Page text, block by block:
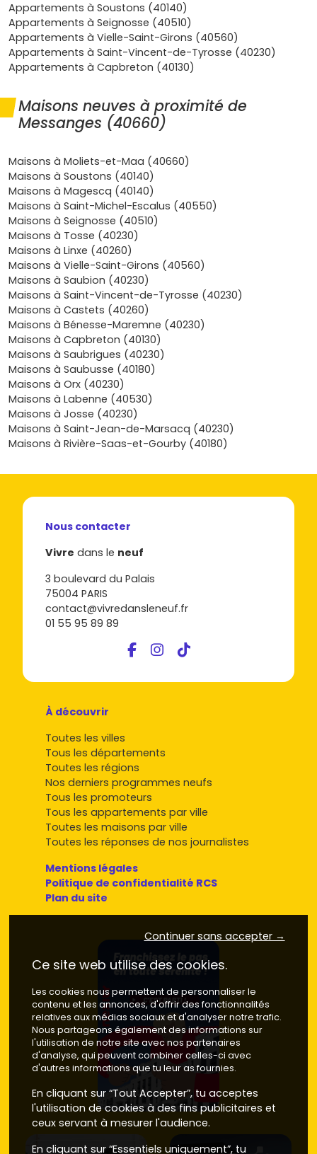
Accèspratique : A63 à proximité, gares de
Bayonnepour le TGV, aéroport de
d'1h.
Frais de notaire réduits dans le neuf (en moyenne
à 3 % ), zéro gros travaux à prévoir et garanties
Les types de maisons neuves que tu
peux trouver à Messanges
Plusieurs typologies de biens immobiliers neufs s'offrent à
toi :
Maisons mitoyennes en lotissement
un premier achat. Tu profites d'un extérieur, d'un
stationnement et d'une bonne isolation, avec un
budget contenu. Souvent proches du
et des commerces.
Maisons individuelles avec jardin
à l'année, à la lisière de la
ou sur les axes
menant auxplages Nord et Sud
. Pièces lumineuses,
grandes baies, terrasses bois et douches de retour
de plage.
Villas premium
(bois, architecte) : prestations haut
de gamme, matériaux nobles, beaux volumes,
parfois piscineet vues dégagées sur la pinède.
Idéales si tu vises un mix résidence principale +
location saisonnière qualitative.
Maisons à ossature bois
(signature locale) : très
demandées pour leur confort d'été/hiver et leur
empreinte environnementale réduite, parfaitement
Où acheter ta maison neuve à
Messanges : secteurs et fourchettes de
Voici les principaux secteurs où investir et leurs prix
Centre-bourg de Messanges
services) : pratique à l'année, ambiance village,
accès rapide aux pistes cyclables.
5 200 à 6 500 €/m²
Plages Nord et Sud (proximité océan, surf, dunes) :
saisonnière, tranquillité maximale.
Proche étang de la Prade et lisière de forêt
nature, balades, VTT) : parfait si tu veux l'esprit
"Landes" au quotidien.
Prix moyen neuf :5 700 à 7 500 €/m²
Limite Moliets-et-Maa / Vieux-Boucau
animations et à Port d'Albret) : excellent compromis
budget/commodités.
Prix moyen neuf:5 400 à 7 200 €/m²
Ces fourchettes reflètent les tendances observées sur le
littoral landais en
2024–2025
la parcelle, les prestations (garage, piscine, pompe à
chaleur, domotique) et le calendrier des
constructeurs .
Neuf ou ancien à Messanges : quel est le
meilleur choix pour toi ?
trancher :
Prix d'achat
Maison neuve à Messanges: en moyenne
à 8 500 €/m² selon l'emplacement (plage, forêt,
bourg) et le standing.Frais de notaire
. Pas de travaux lourds, garanties (parfait
achèvement, biennale,décennale).
Maison ancienne à Messanges: en général
500 à 6 800 €/m²selon l'état, la distance à
l'océan et le terrain.
à 8 %. Prévoir souvent budget rénovation
Appartements à Soustons (40140)
Appartements à Seignosse (40510)
Appartements à Vielle-Saint-Girons (40560)
Appartements à Saint-Vincent-de-Tyrosse (40230)
Appartements à Capbreton (40130)
Maisons neuves à proximité de
Messanges (40660)
Maisons à Moliets-et-Maa (40660)
Maisons à Soustons (40140)
Maisons à Magescq (40140)
Maisons à Saint-Michel-Escalus (40550)
Maisons à Seignosse (40510)
Maisons à Tosse (40230)
Maisons à Linxe (40260)
Maisons à Vielle-Saint-Girons (40560)
Maisons à Saubion (40230)
Maisons à Saint-Vincent-de-Tyrosse (40230)
Maisons à Castets (40260)
Maisons à Bénesse-Maremne (40230)
Maisons à Capbreton (40130)
Maisons à Saubrigues (40230)
Maisons à Saubusse (40180)
Maisons à Orx (40230)
Maisons à Labenne (40530)
Maisons à Josse (40230)
Maisons à Saint-Jean-de-Marsacq (40230)
Maisons à Rivière-Saas-et-Gourby (40180)
Nous contacter
Vivre dans le neuf
3 boulevard du Palais
75004 PARIS
contact@vivredansleneuf.fr
01 55 95 89 89
À découvrir
Toutes les villes
Tous les départements
Toutes les régions
Nos derniers programmes neufs
Tous les promoteurs
Tous les appartements par ville
Toutes les maisons par ville
Toutes les réponses de nos journalistes
Mentions légales
Politique de confidentialité RCS
Plan du site
Continuer sans accepter →
Ce site web utilise des cookies.
Les cookies nous permettent de personnaliser le
contenu et les annonces, d'offrir des fonctionnalités
relatives aux médias sociaux et d'analyser notre trafic.
Nous partageons également des informations sur
l'utilisation de notre site avec nos partenaires
d'analyse, qui peuvent combiner celles-ci avec
d'autres informations que tu leur as fournies.
En cliquant sur “Tout Accepter”, tu acceptes
l'utilisation de cookies à des fins publicitaires et
ceux servant à mesurer l'audience.
En cliquant sur “Essentiels uniquement”, tu